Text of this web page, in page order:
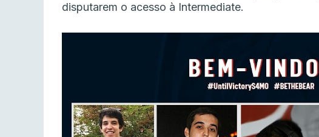
disputarem o acesso à Intermediate.